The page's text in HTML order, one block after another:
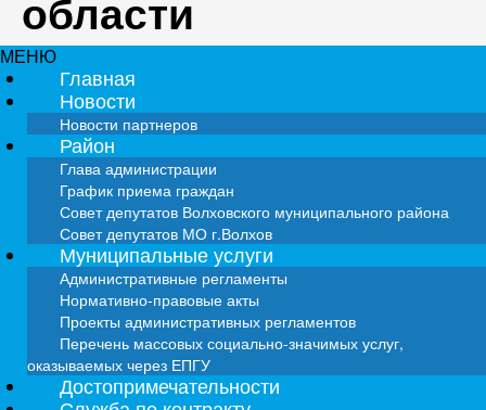
области
МЕНЮ
Главная
Новости
Новости партнеров
Район
Глава администрации
График приема граждан
Совет депутатов Волховского муниципального района
Совет депутатов МО г.Волхов
Муниципальные услуги
Административные регламенты
Нормативно-правовые акты
Проекты административных регламентов
Перечень массовых социально-значимых услуг,
оказываемых через ЕПГУ
Достопримечательности